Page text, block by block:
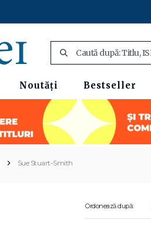
Noutăți Bestseller
Sue Stuart-Smith
Ordonează după: